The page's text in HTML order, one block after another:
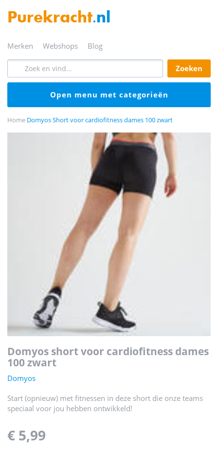
Purekracht.nl
merken webshops blog
zoeken
open menu met categorieën
Home Domyos Short voor cardiofitness dames 100 zwart
domyos short voor cardiofitness dames
100 zwart
Domyos
Start (opnieuw) met fitnessen in deze short die onze teams
speciaal voor jou hebben ontwikkeld!
€ 5,99